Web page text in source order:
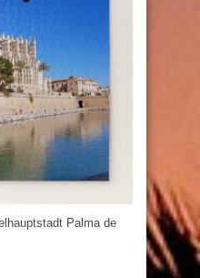
Palma de